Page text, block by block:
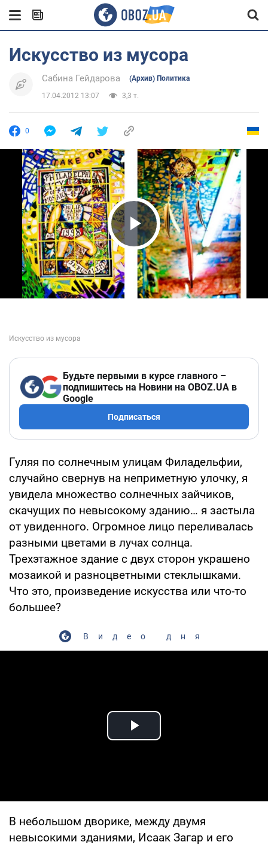
Искусство из мусора
Сабина Гейдарова (Архив) Политика
17.04.2012 13:07 3,3 т.
0
Play Video
Будьте первыми в курсе главного –
подпишитесь на Новини на OBOZ.UA в
Google
Подписаться
Гуляя по солнечным улицам Филадельфии,
случайно свернув на неприметную улочку, я
увидела множество солнечных зайчиков,
скачущих по невысокому зданию… я застыла
от увиденного. Огромное лицо переливалась
разными цветами в лучах солнца.
Трехэтажное здание с двух сторон украшено
мозаикой и разноцветными стеклышками.
Что это, произведение искусства или что-то
большее?
Видео дня
Play Video
В небольшом дворике, между двумя
невысокими зданиями, Исаак Загар и его